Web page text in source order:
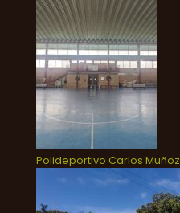
Polideportivo Carlos Muñoz